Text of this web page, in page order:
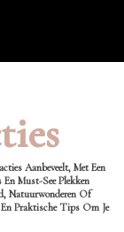
Aanbeveelt, Met Een
En Must-See Plekken
Natuurwonderen Of
Praktische Tips Om Je